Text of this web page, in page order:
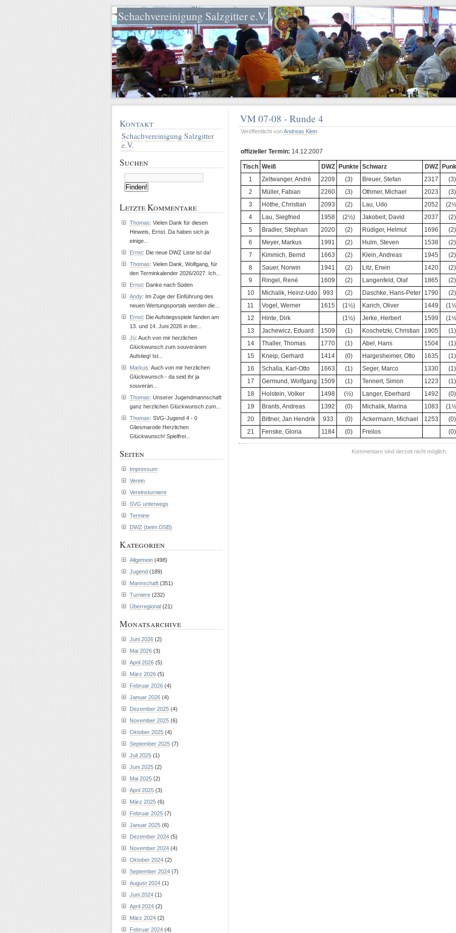
Schachvereinigung Salzgitter e.V.
VM 07-08 - Runde 4
Veröffentlicht vonAndreas Klein
offizieller Termin: 14.12.2007
Tisch Weiß DWZ Punkte Schwarz DWZ
1
Zeltwanger, André 2209 (3) Breuer, Stefan 2317 (3)
2
Müller, Fabian 2260 (3) Othmer, Michael 2023 (3)
3
Höthe, Christian 2093 (2) Lau, Udo 2052
4
Lau, Siegfried 1958 (2½) Jakobeit, David 2037 (2)
5
Bradler, Stephan 2020 (2) Rüdiger, Helmut 1696 (2)
6
Meyer, Markus 1991 (2) Hulm, Steven 1538 (2)
7
Kimmich, Bernd 1663 (2) Klein, Andreas 1945 (2)
8
Sauer, Norwin 1941 (2) Litz, Erwin 1420 (2)
9
Ringel, René 1609 (2) Langenfeld, Olaf 1865 (2)
10
Michalik, Heinz-Udo 993 (2) Daschke, Hans-Peter 1790 (2)
11
Vogel, Werner 1615 (1½) Karich, Oliver 1449
12
Hinte, Dirk (1½) Jerke, Herbert 1599
13
Jachewicz, Eduard 1509 (1) Koschetzki, Christian 1905 (1)
14
Thaller, Thomas 1770 (1) Abel, Hans 1504 (1)
15
Kneip, Gerhard 1414 (0) Hargesheimer, Otto 1635 (1)
16
Schalla, Karl-Otto 1663 (1) Seger, Marco 1330 (1)
17
Germund, Wolfgang 1509 (1) Tennert, Simon 1223 (1)
18
Holstein, Volker 1498 (½) Langer, Eberhard 1492 (0)
19
Brants, Andreas 1392 (0) Michalik, Marina 1083
20
Bittner, Jan Hendrik 933 (0) Ackermann, Michael 1253 (0)
21
Fenske, Gloria 1184 (0) Freilos (0)
Kommentare sind derzeit nicht möglich.
Kontakt
Schachvereinigung Salzgitter
e.V.
Suchen
Letzte Kommentare
Thomas: Vielen Dank für diesen
Hinweis, Ernst. Da haben sich ja
einige...
Ernst: Die neue DWZ Liste ist da!
Thomas: Vielen Dank, Wolfgang, für
den Terminkalender 2026/2027. Ich...
Ernst: Danke nach Süden
Andy: Im Zuge der Einführung des
neuen Wertungsportals werden die...
Ernst: Die Aufstiegsspiele fanden am
13. und 14. Juni 2026 in der...
Jü: Auch von mir herzlichen
Glückwunsch zum souveränen
Aufstieg! Ist...
Markus: Auch von mir herzlichen
Glückwunsch - da seid ihr ja
souverän...
Thomas: Unserer Jugendmannschaft
ganz herzlichen Glückwunsch zum...
Thomas: SVG-Jugend 4 - 0
Gliesmarode Herzlichen
Glückwunsch! Spielfrei...
Seiten
Impressum
Verein
Vereinsturniere
SVG unterwegs
Termine
DWZ (beim DSB)
Kategorien
Allgemein (498)
Jugend (189)
Mannschaft (351)
Turniere (232)
Überregional (21)
Monatsarchive
Juni 2026 (2)
Mai 2026 (3)
April 2026 (5)
März 2026 (5)
Februar 2026 (4)
Januar 2026 (4)
Dezember 2025 (4)
November 2025 (6)
Oktober 2025 (4)
September 2025 (7)
Juli 2025 (1)
Juni 2025 (2)
Mai 2025 (2)
April 2025 (3)
März 2025 (6)
Februar 2025 (7)
Januar 2025 (6)
Dezember 2024 (5)
November 2024 (4)
Oktober 2024 (2)
September 2024 (7)
August 2024 (1)
Juni 2024 (1)
April 2024 (2)
März 2024 (2)
Februar 2024 (4)